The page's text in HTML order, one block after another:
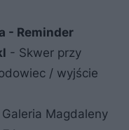
- Reminder
- Skwer przy
/ wyjście
Magdaleny